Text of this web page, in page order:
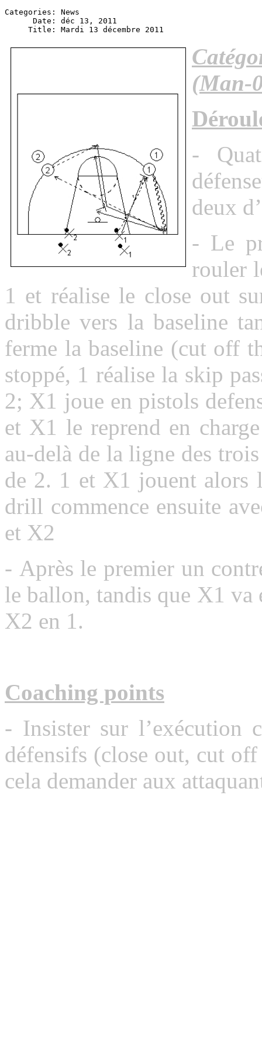
Categories: News
      Date: déc 13, 2011
(Man-
-
deux
- Le
rouler
1 et réalise le close out
dribble vers la baseline
ferme la baseline (cut off
stoppé, 1 réalise la skip
2; X1 joue en pistols
et X1 le reprend en
au-delà de la ligne des
de 2. 1 et X1 jouent alors
drill commence ensuite
et X2
- Après le premier un
le ballon, tandis que X1 va
X2 en 1.
Coaching points
- Insister sur l’exécution
défensifs (close out, cut
cela demander aux